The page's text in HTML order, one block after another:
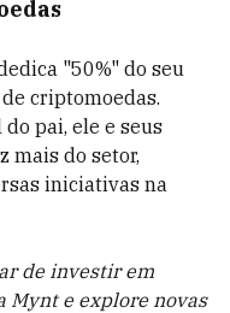
"50%" do seu
criptomoedas.
pai, ele e seus
mais do setor,
iniciativas na
de investir em
Mynt e explore novas